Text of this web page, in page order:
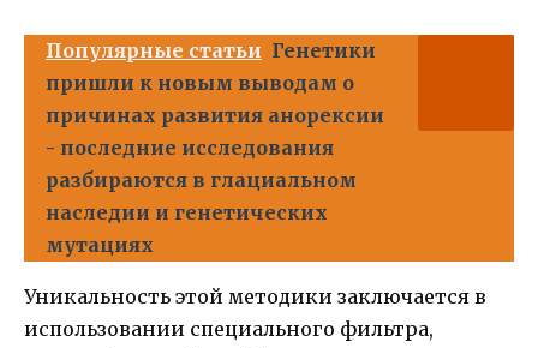
Популярные статьи Генетики
пришли к новым выводам о
причинах развития анорексии
- последние исследования
разбираются в глациальном
наследии и генетических
мутациях
Уникальность этой методики заключается в
использовании специального фильтра,